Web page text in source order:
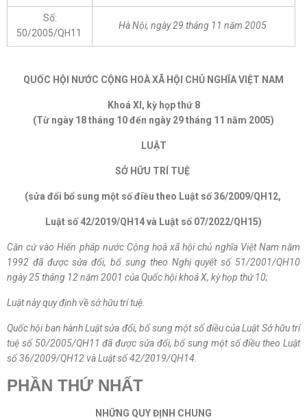
Số:
50/2005/QH11
Hà Nội, ngày 29 tháng 11 năm 2005
QUỐC HỘI NƯỚC CỘNG HOÀ XÃ HỘI CHỦ NGHĨA VIỆT NAM
Khoá XI, kỳ họp thứ 8
(Từ ngày 18 tháng 10 đến ngày 29 tháng 11 năm 2005)
LUẬT
SỞ HỮU TRÍ TUỆ
(sửa đổi bổ sung một số điều theo Luật số 36/2009/QH12,
Luật số 42/2019/QH14 và Luật số 07/2022/QH15)
Căn cứ vào Hiến pháp nước Cộng hoà xã hội chủ nghĩa Việt Nam năm
1992 đã được sửa đổi, bổ sung theo Nghị quyết số 51/2001/QH10
ngày 25 tháng 12 năm 2001 của Quốc hội khoá X, kỳ họp thứ 10;
Luật này quy định về sở hữu trí tuệ.
Quốc hội ban hành Luật sửa đổi, bổ sung một số điều của Luật Sở hữu trí
tuệ số 50/2005/QH11 đã được sửa đổi, bổ sung một số điều theo Luật
số 36/2009/QH12 và Luật số 42/2019/QH14.
PHẦN THỨ NHẤT
NHỮNG QUY ĐỊNH CHUNG